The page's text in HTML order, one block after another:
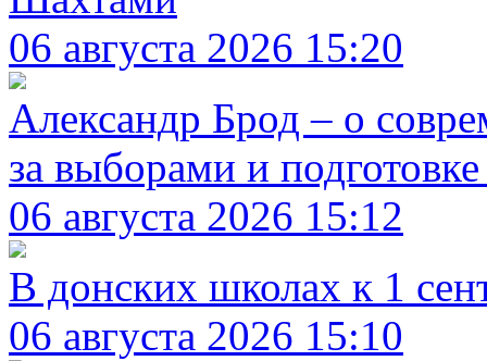
06 августа 2026 15:20
Александр Брод – о
за выборами и
06 августа 2026 15:12
В донских школах к 1
06 августа 2026 15:10